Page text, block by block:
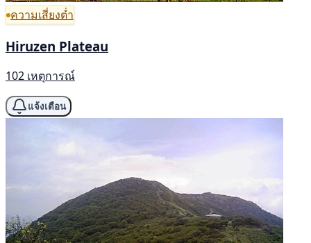
ความเสี่ยงต่ำ
Hiruzen Plateau
102 เหตุการณ์
แจ้งเตือน